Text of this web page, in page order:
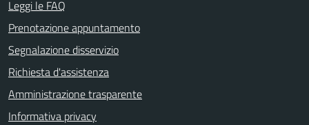
Leggi le FAQ
Prenotazione appuntamento
Segnalazione disservizio
Richiesta d'assistenza
Amministrazione trasparente
Informativa privacy